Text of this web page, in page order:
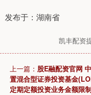
发布于：湖南省
凯丰配资
上一篇： 股E融配资官网
置混合型证券投资基金
定期定额投资业务金额限